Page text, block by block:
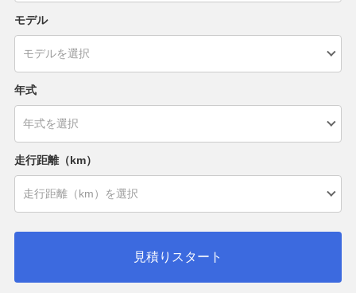
モデル
年式
走行距離（km）
見積りスタート